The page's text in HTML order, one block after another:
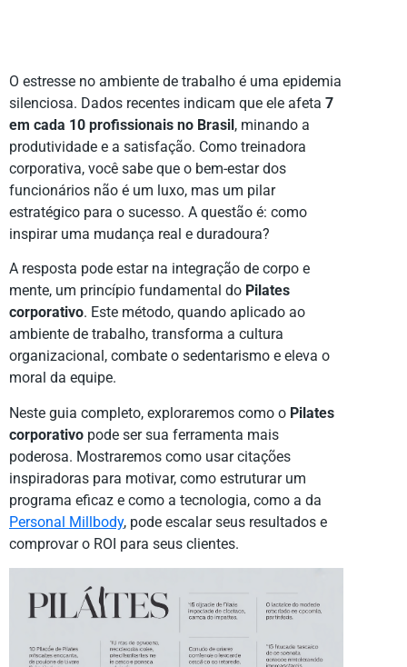
O estresse no ambiente de trabalho é uma epidemia
silenciosa. Dados recentes indicam que ele afeta 7
em cada 10 profissionais no Brasil, minando a
produtividade e a satisfação. Como treinadora
corporativa, você sabe que o bem-estar dos
funcionários não é um luxo, mas um pilar
estratégico para o sucesso. A questão é: como
inspirar uma mudança real e duradoura?
A resposta pode estar na integração de corpo e
mente, um princípio fundamental do Pilates
corporativo. Este método, quando aplicado ao
ambiente de trabalho, transforma a cultura
organizacional, combate o sedentarismo e eleva o
moral da equipe.
Neste guia completo, exploraremos como o Pilates
corporativo pode ser sua ferramenta mais
poderosa. Mostraremos como usar citações
inspiradoras para motivar, como estruturar um
programa eficaz e como a tecnologia, como a da
Personal Millbody, pode escalar seus resultados e
comprovar o ROI para seus clientes.